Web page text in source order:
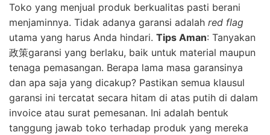
Toko yang menjual produk berkualitas pasti berani
menjaminnya. Tidak adanya garansi adalah red flag
utama yang harus Anda hindari. Tips Aman: Tanyakan
政策garansi yang berlaku, baik untuk material maupun
tenaga pemasangan. Berapa lama masa garansinya
dan apa saja yang dicakup? Pastikan semua klausul
garansi ini tercatat secara hitam di atas putih di dalam
invoice atau surat pemesanan. Ini adalah bentuk
tanggung jawab toko terhadap produk yang mereka